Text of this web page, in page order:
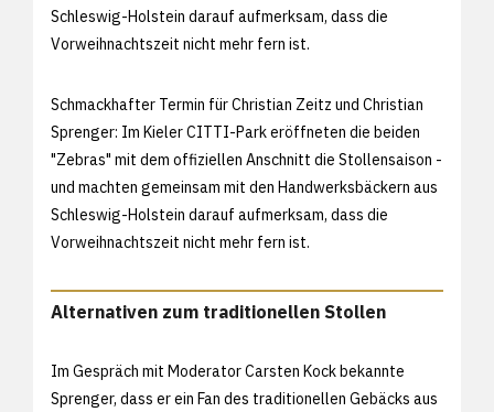
Schleswig-Holstein darauf aufmerksam, dass die
Vorweihnachtszeit nicht mehr fern ist.
Schmackhafter Termin für Christian Zeitz und Christian
Sprenger: Im Kieler CITTI-Park eröffneten die beiden
"Zebras" mit dem offiziellen Anschnitt die Stollensaison -
und machten gemeinsam mit den Handwerksbäckern aus
Schleswig-Holstein darauf aufmerksam, dass die
Vorweihnachtszeit nicht mehr fern ist.
Alternativen zum traditionellen Stollen
Im Gespräch mit Moderator Carsten Kock bekannte
Sprenger, dass er ein Fan des traditionellen Gebäcks aus